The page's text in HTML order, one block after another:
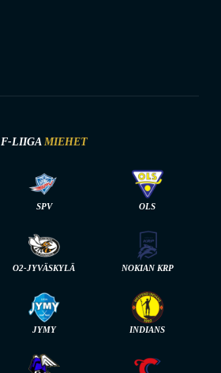
F-LIIGA MIEHET
SPV OLS
O2-JYVÄSKYLÄ NOKIAN KRP
JYMY INDIANS